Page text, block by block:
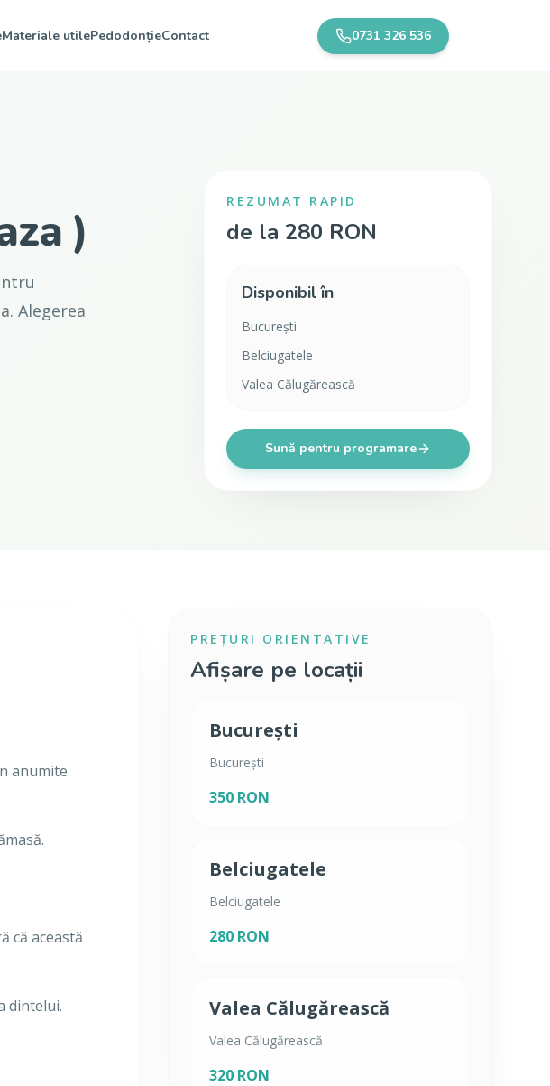
Materiale utilePedodonțieContact 0731 326 536
)
Alegerea
REZUMAT RAPID
de la 280 RON
Disponibil în
București
Belciugatele
Valea Călugărească
Sună pentru programare
anumite
că această
dintelui.
PREȚURI ORIENTATIVE
Afișare pe locații
București
București
350 RON
Belciugatele
Belciugatele
280 RON
Valea Călugărească
Valea Călugărească
320 RON